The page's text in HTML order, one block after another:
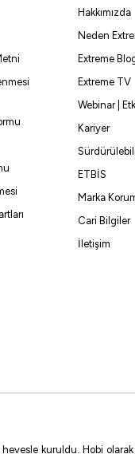
Hakkımızda
Neden
Extreme
Extreme TV
Webinar |
Kariyer
ETBİS
Marka
Cari Bilgiler
İletişim
kuruldu. Hobi olarak